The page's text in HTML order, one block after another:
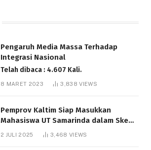
Pengaruh Media Massa Terhadap
Integrasi Nasional
Telah dibaca : 4.607 Kali.
8 MARET 2023 3,838VIEWS
Pemprov Kaltim Siap Masukkan
Mahasiswa UT Samarinda dalam Skema
Bantuan Pendidikan Gratispol
2 JULI 2025 3,468 VIEWS